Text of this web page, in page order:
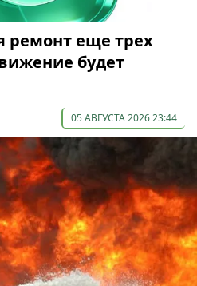
ремонт еще трех
будет
05 АВГУСТА 2026 23:44